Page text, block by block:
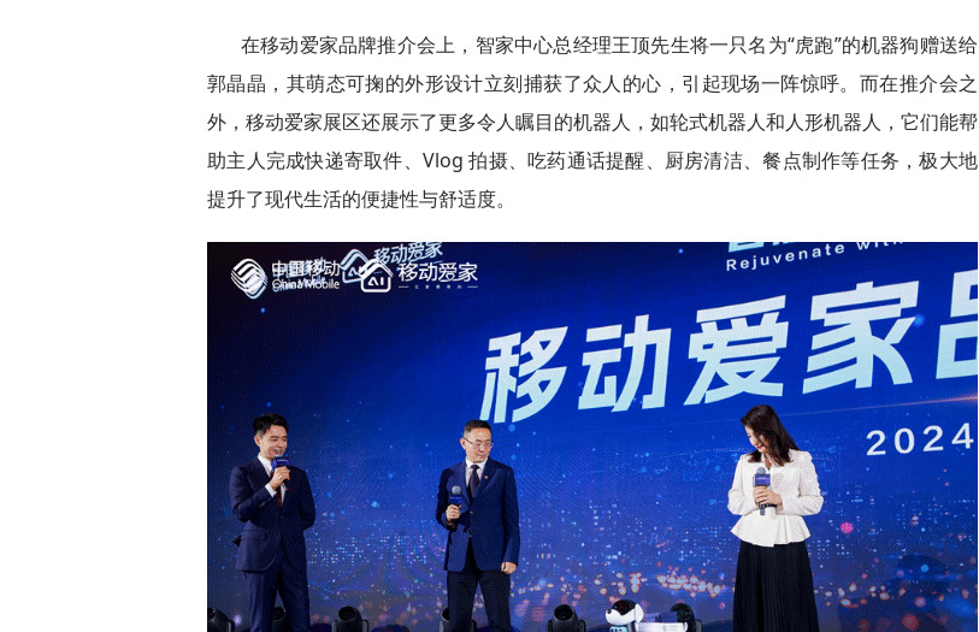
在移动爱家品牌推介会上，智家中心总经理王顶先生将一只名为“虎跑”的机器狗赠送给
郭晶晶，其萌态可掬的外形设计立刻捕获了众人的心，引起现场一阵惊呼。而在推介会之
外，移动爱家展区还展示了更多令人瞩目的机器人，如轮式机器人和人形机器人，它们能帮
助主人完成快递寄取件、Vlog 拍摄、吃药通话提醒、厨房清洁、餐点制作等任务，极大地
提升了现代生活的便捷性与舒适度。